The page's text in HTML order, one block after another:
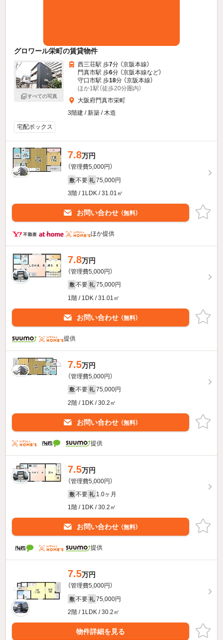
グロワール栄町の賃貸物件
すべての写真
西三荘駅 歩7分 （京阪本線）
門真市駅 歩6分 （京阪本線など）
守口市駅 歩18分 （京阪本線）
ほか1駅（徒歩20分圏内）
大阪府門真市栄町
3階建 / 新築 / 木造
宅配ボックス
7.8万円
（管理費5,000円）
敷 不要 礼 75,000円
3階 / 1LDK / 31.01㎡
お問い合わせ （無料）
ほか提供
7.8万円
（管理費5,000円）
敷 不要 礼 75,000円
1階 / 1DK / 31.01㎡
お問い合わせ （無料）
提供
7.5万円
（管理費5,000円）
敷 不要 礼 75,000円
2階 / 1DK / 30.2㎡
お問い合わせ （無料）
提供
7.5万円
（管理費5,000円）
敷 不要 礼 1.0ヶ月
1階 / 1DK / 30.2㎡
お問い合わせ （無料）
提供
7.5万円
（管理費5,000円）
敷 不要 礼 75,000円
2階 / 1LDK / 30.2㎡
物件詳細を見る